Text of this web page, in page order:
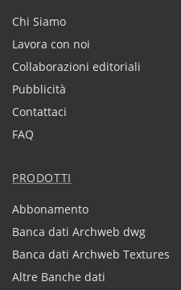
Chi Siamo
Lavora con noi
Collaborazioni editoriali
Pubblicità
Contattaci
FAQ
PRODOTTI
Abbonamento
Banca dati Archweb dwg
Banca dati Archweb Textures
Altre Banche dati